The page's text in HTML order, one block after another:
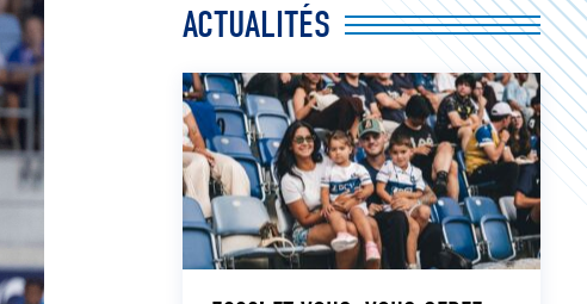
ACTUALITÉS